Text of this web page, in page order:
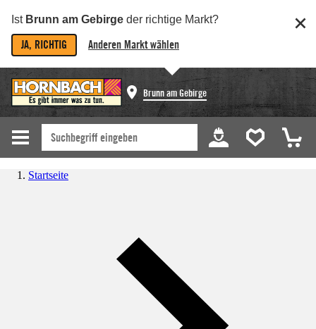
Ist Brunn am Gebirge der richtige Markt?
JA, RICHTIG Anderen Markt wählen
Brunn am Gebirge
Startseite